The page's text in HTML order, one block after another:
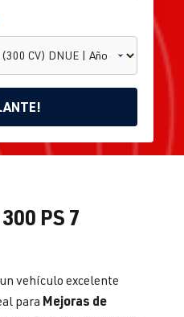
12.2018 -
02.2020
PS 7
vehículo excelente
para Mejoras de